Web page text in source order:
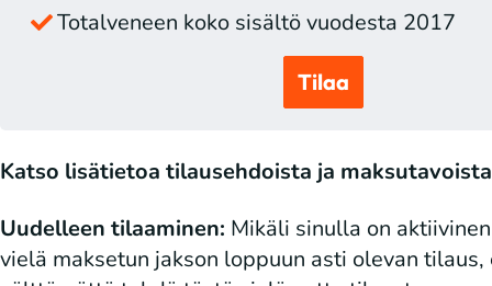
Totalveneen koko sisältö vuodesta 2017
Tilaa
Katso lisätietoa tilausehdoista ja
Uudelleen tilaaminen: Mikäli sinulla on
vielä maksetun jakson loppuun asti olevan tilaus,